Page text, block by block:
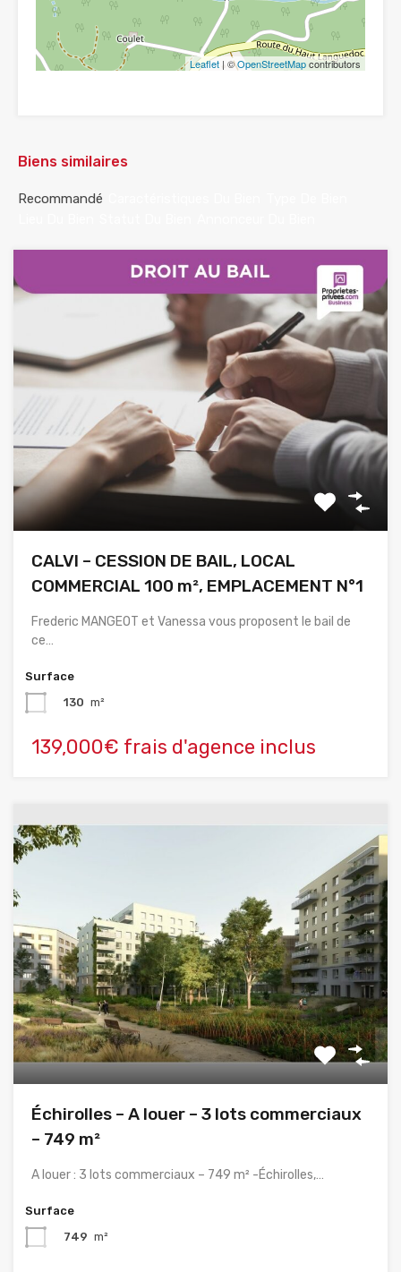
Leaflet | ©OpenStreetMapcontributors
Biens similaires
Recommandé
CALVI – CESSION DE BAIL, LOCAL
COMMERCIAL 100 m², EMPLACEMENT N°1
Frederic MANGEOT et Vanessa vous proposent le bail de
ce…
Surface
130 m²
139,000€ frais d'agence inclus
Échirolles – A louer – 3 lots commerciaux
– 749 m²
A louer : 3 lots commerciaux – 749 m² -Échirolles,…
Surface
749 m²